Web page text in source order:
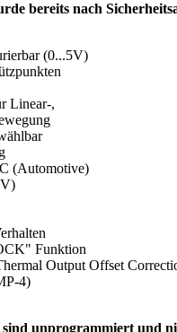
bereits nach
(0...5V)
Linear-,
(Automotive)
Funktion
Output Offset
4)
unprogrammiert und